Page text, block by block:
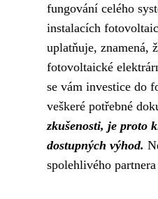
fungování celého
instalacích
uplatňuje, znamená,
fotovoltaické
se vám investice do
veškeré potřebné
zkušenosti, je proto
dostupných výhod.
spolehlivého